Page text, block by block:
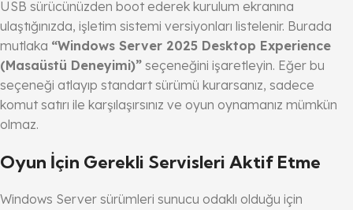
USB sürücünüzden boot ederek kurulum ekranına
ulaştığınızda, işletim sistemi versiyonları listelenir. Burada
mutlaka “Windows Server 2025 Desktop Experience
(Masaüstü Deneyimi)” seçeneğini işaretleyin. Eğer bu
seçeneği atlayıp standart sürümü kurarsanız, sadece
komut satırı ile karşılaşırsınız ve oyun oynamanız mümkün
olmaz.
Oyun İçin Gerekli Servisleri Aktif Etme
Windows Server sürümleri sunucu odaklı olduğu için